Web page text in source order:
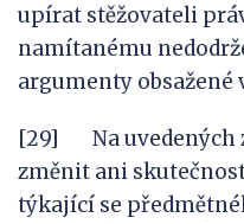
upírat stěžovateli
namítanému
argumenty obsažené
[29] Na uvedených
změnit ani
týkající se